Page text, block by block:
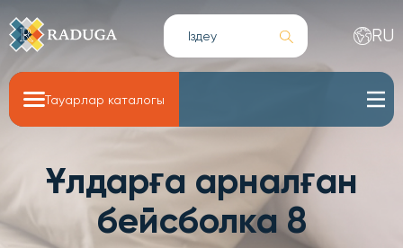
RU
Тауарлар каталогы
Ұлдарға арналған
бейсболка 8